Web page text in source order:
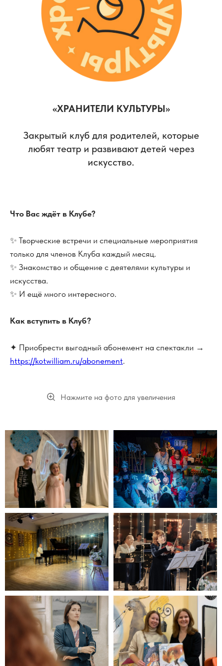
«ХРАНИТЕЛИ КУЛЬТУРЫ»
Закрытый клуб для родителей, которые
любят театр и развивают детей через
искусство.
Что Вас ждёт в Клубе?
✨ Творческие встречи и специальные мероприятия
только для членов Клуба каждый месяц.
✨ Знакомство и общение с деятелями культуры и
искусства.
✨ И ещё много интересного.
Как вступить в Клуб?
✦ Приобрести выгодный абонемент на спектакли →
https://kotwilliam.ru/abonement.
Нажмите на фото для увеличения